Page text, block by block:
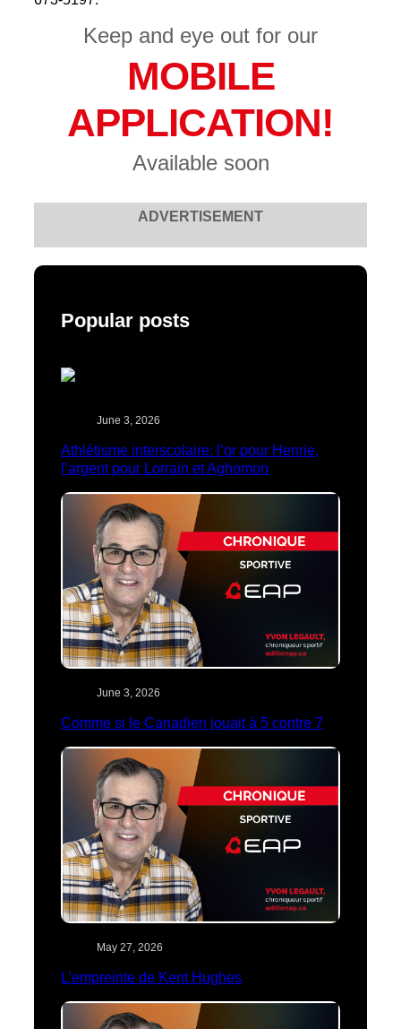
Keep and eye out for our
MOBILE
APPLICATION!
Available soon
ADVERTISEMENT
Popular posts
June 3, 2026
Athlétisme interscolaire: l’or pour Henrie,
l’argent pour Lorrain et Aghomon
June 3, 2026
Comme si le Canadien jouait à 5 contre 7
May 27, 2026
L’empreinte de Kent Hughes